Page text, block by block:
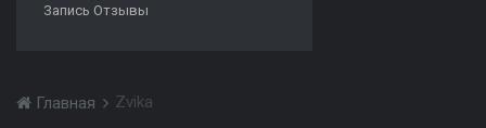
Запись Отзывы
Главная Zvika